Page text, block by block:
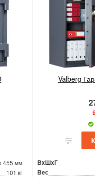
455 мм
101 кг
Valberg
ВxШxГ
Вес